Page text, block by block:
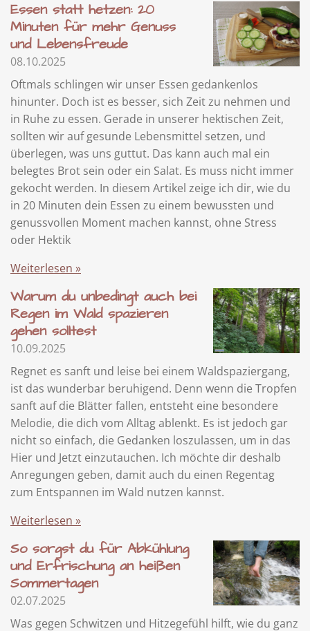
Essen statt hetzen: 20
Minuten für mehr Genuss
und Lebensfreude
08.10.2025
Oftmals schlingen wir unser Essen gedankenlos
hinunter. Doch ist es besser, sich Zeit zu nehmen und
in Ruhe zu essen. Gerade in unserer hektischen Zeit,
sollten wir auf gesunde Lebensmittel setzen, und
überlegen, was uns guttut. Das kann auch mal ein
belegtes Brot sein oder ein Salat. Es muss nicht immer
gekocht werden. In diesem Artikel zeige ich dir, wie du
in 20 Minuten dein Essen zu einem bewussten und
genussvollen Moment machen kannst, ohne Stress
oder Hektik
Weiterlesen »
Warum du unbedingt auch bei
Regen im Wald spazieren
gehen solltest
10.09.2025
Regnet es sanft und leise bei einem Waldspaziergang,
ist das wunderbar beruhigend. Denn wenn die Tropfen
sanft auf die Blätter fallen, entsteht eine besondere
Melodie, die dich vom Alltag ablenkt. Es ist jedoch gar
nicht so einfach, die Gedanken loszulassen, um in das
Hier und Jetzt einzutauchen. Ich möchte dir deshalb
Anregungen geben, damit auch du einen Regentag
zum Entspannen im Wald nutzen kannst.
Weiterlesen »
So sorgst du für Abkühlung
und Erfrischung an heißen
Sommertagen
02.07.2025
Was gegen Schwitzen und Hitzegefühl hilft, wie du ganz